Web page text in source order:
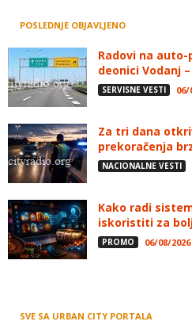
POSLEDNJE OBJAVLJENO
Radovi na
deonici Vodanj
SERVISNE VESTI 06/
Za tri dana
prekoračenja
NACIONALNE VESTI
Kako radi
iskoristiti za
PROMO 06/08/2026
SVE SA URBAN CITY PORTALA